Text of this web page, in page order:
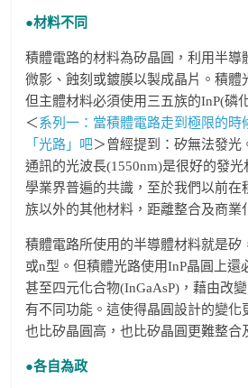
●材料不同
積體電路的材料為矽晶圓，利用半導
微影、蝕刻或鍍膜以製成晶片。積體
但主體材料必須使用三五族的InP(磷
＜系列一：當積體電路走到極限的時
「光路」吧＞曾經提到：矽無法發光
通訊的光波長(1550nm)是很好的發
學業界普遍的共識，至於我們以前在
族以外的其他材料，距離整合及商業
積體電路所使用的半導體材料就是矽
或n型。但積體光路使用InP晶圓上還
甚至四元化合物(InGaAsP)，藉由改
有不同功能。這使得晶圓設計的變化
也比矽晶圓高，也比矽晶圓更難整合
●各自為政